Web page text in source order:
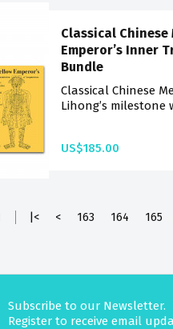
Classical Chinese
Emperor’s Inner
Bundle
Classical Chinese
Lihong’s milestone
US$185.00
|< < 163 164 165
Subscribe to our Newsletter.
Register to receive email